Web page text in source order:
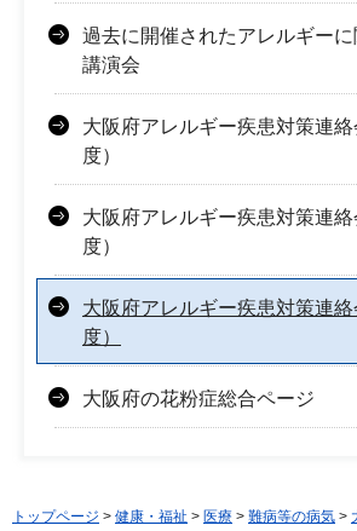
過去に開催されたアレルギーに
講演会
大阪府アレルギー疾患対策連
度）
大阪府アレルギー疾患対策連
度）
大阪府アレルギー疾患対策連
度）
大阪府の花粉症総合ページ
トップページ > 健康・福祉 > 医療 > 難病等の病気 >